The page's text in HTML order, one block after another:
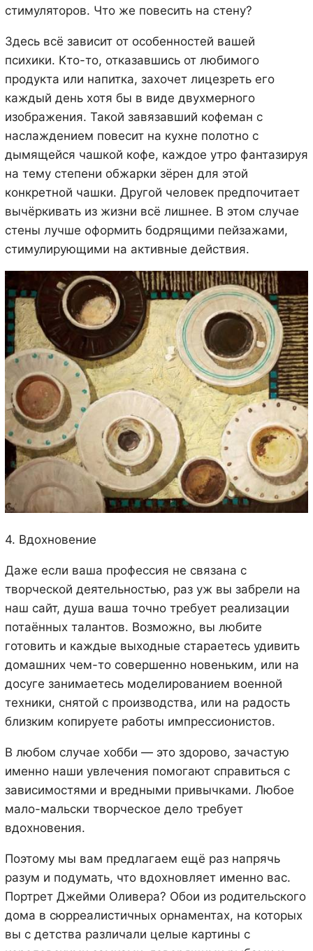
стимуляторов. Что же повесить на стену?
Здесь всё зависит от особенностей вашей
психики. Кто-то, отказавшись от любимого
продукта или напитка, захочет лицезреть его
каждый день хотя бы в виде двухмерного
изображения. Такой завязавший кофеман с
наслаждением повесит на кухне полотно с
дымящейся чашкой кофе, каждое утро фантазируя
на тему степени обжарки зёрен для этой
конкретной чашки. Другой человек предпочитает
вычёркивать из жизни всё лишнее. В этом случае
стены лучше оформить бодрящими пейзажами,
стимулирующими на активные действия.
4. Вдохновение
Даже если ваша профессия не связана с
творческой деятельностью, раз уж вы забрели на
наш сайт, душа ваша точно требует реализации
потаённых талантов. Возможно, вы любите
готовить и каждые выходные стараетесь удивить
домашних чем-то совершенно новеньким, или на
досуге занимаетесь моделированием военной
техники, снятой с производства, или на радость
близким копируете работы импрессионистов.
В любом случае хобби — это здорово, зачастую
именно наши увлечения помогают справиться с
зависимостями и вредными привычками. Любое
мало-мальски творческое дело требует
вдохновения.
Поэтому мы вам предлагаем ещё раз напрячь
разум и подумать, что вдохновляет именно вас.
Портрет Джейми Оливера? Обои из родительского
дома в сюрреалистичных орнаментах, на которых
вы с детства различали целые картины с